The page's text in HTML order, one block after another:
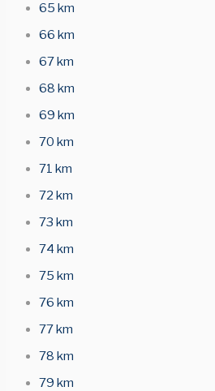
65 km
66 km
67 km
68 km
69 km
70 km
71 km
72 km
73 km
74 km
75 km
76 km
77 km
78 km
79 km